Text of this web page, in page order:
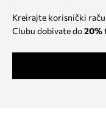
Kreirajte korisnički
Clubu dobivate do20%